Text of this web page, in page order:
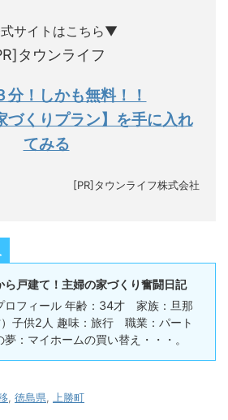
サイトはこちら▼
タウンライフ
分！しかも無料！！
づくりプラン】を手に入れ
てみる
[PR]タウンライフ株式会社
ら戸建て！主婦の家づくり奮闘日記
ロフィール 年齢：34才 家族：旦那
子供2人 趣味：旅行 職業：パート
夢：マイホームの買い替え・・・。
徳島県
上勝町